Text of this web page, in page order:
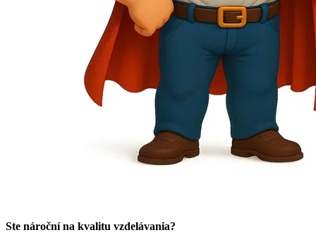
Ste nároční na kvalitu vzdelávania?